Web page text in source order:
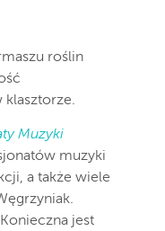
roślin
klasztorze.
Muzyki
muzyki
a także wiele
jest